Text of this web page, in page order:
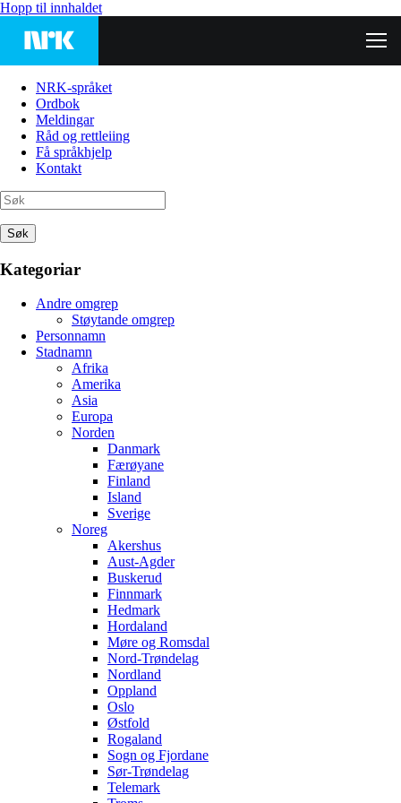
Hopp til innhaldet
NRK-språket
Ordbok
Meldingar
Råd og rettleiing
Få språkhjelp
Kontakt
Søk
Kategoriar
Andre omgrep
Støytande omgrep
Personnamn
Stadnamn
Afrika
Amerika
Asia
Europa
Norden
Danmark
Færøyane
Finland
Island
Sverige
Noreg
Akershus
Aust-Agder
Buskerud
Finnmark
Hedmark
Hordaland
Møre og Romsdal
Nord-Trøndelag
Nordland
Oppland
Oslo
Østfold
Rogaland
Sogn og Fjordane
Sør-Trøndelag
Telemark